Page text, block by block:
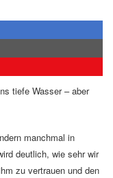
tiefe Wasser – aber
manchmal in
deutlich, wie sehr wir
zu vertrauen und den